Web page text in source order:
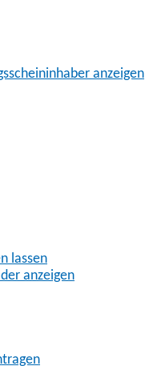
anzeigen
lassen
anzeigen